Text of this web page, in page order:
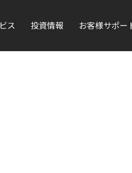
ス 投資情報 お客様サポー